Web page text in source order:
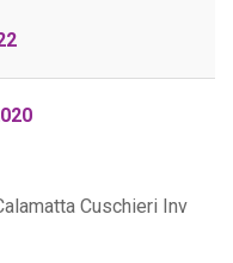
Cuschieri Inv